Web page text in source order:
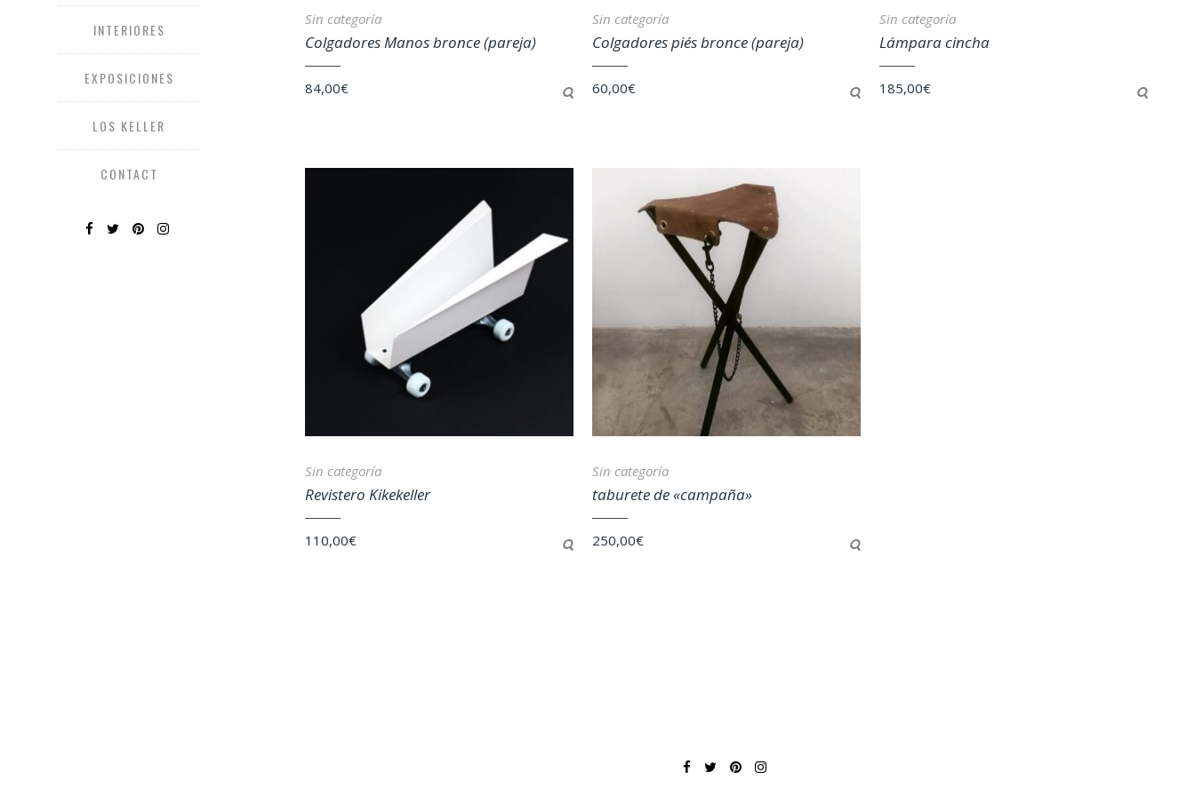
INTERIORES
EXPOSICIONES
LOS KELLER
CONTACT
Sin categoría
Colgadores Manos bronce (pareja)
84,00€
Sin categoría
Colgadores piés bronce (pareja)
60,00€
Sin categoría
Lámpara cincha
185,00€
Sin categoría
Revistero Kikekeller
110,00€
Sin categoría
taburete de «campaña»
250,00€